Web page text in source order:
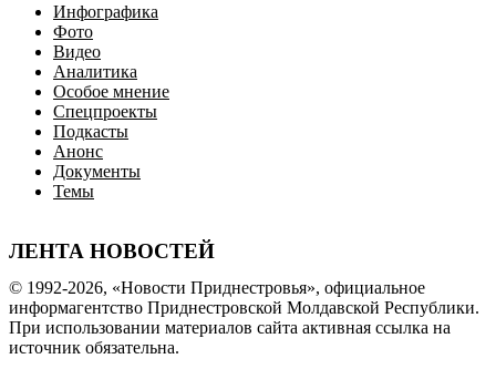
Инфографика
Фото
Видео
Аналитика
Особое мнение
Спецпроекты
Подкасты
Анонс
Документы
Темы
ЛЕНТА НОВОСТЕЙ
© 1992-2026, «Новости Приднестровья», официальное
информагентство Приднестровской Молдавской Республики.
При использовании материалов сайта активная ссылка на
источник обязательна.